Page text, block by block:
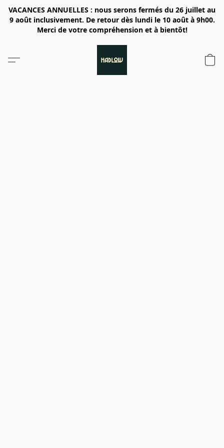
VACANCES ANNUELLES : nous serons fermés du 26 juillet au
9 août inclusivement. De retour dès lundi le 10 août à 9h00.
Merci de votre compréhension et à bientôt!